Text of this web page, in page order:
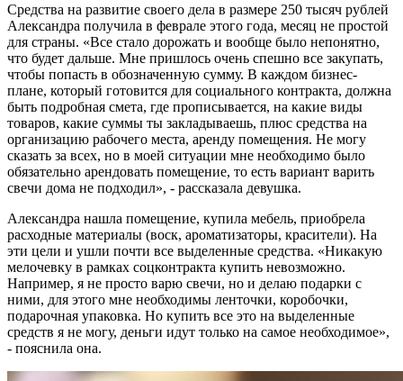
Средства на развитие своего дела в размере 250 тысяч рублей
Александра получила в феврале этого года, месяц не простой
для страны. «Все стало дорожать и вообще было непонятно,
что будет дальше. Мне пришлось очень спешно все закупать,
чтобы попасть в обозначенную сумму. В каждом бизнес-
плане, который готовится для социального контракта, должна
быть подробная смета, где прописывается, на какие виды
товаров, какие суммы ты закладываешь, плюс средства на
организацию рабочего места, аренду помещения. Не могу
сказать за всех, но в моей ситуации мне необходимо было
обязательно арендовать помещение, то есть вариант варить
свечи дома не подходил», - рассказала девушка.
Александра нашла помещение, купила мебель, приобрела
расходные материалы (воск, ароматизаторы, красители). На
эти цели и ушли почти все выделенные средства. «Никакую
мелочевку в рамках соцконтракта купить невозможно.
Например, я не просто варю свечи, но и делаю подарки с
ними, для этого мне необходимы ленточки, коробочки,
подарочная упаковка. Но купить все это на выделенные
средств я не могу, деньги идут только на самое необходимое»,
- пояснила она.